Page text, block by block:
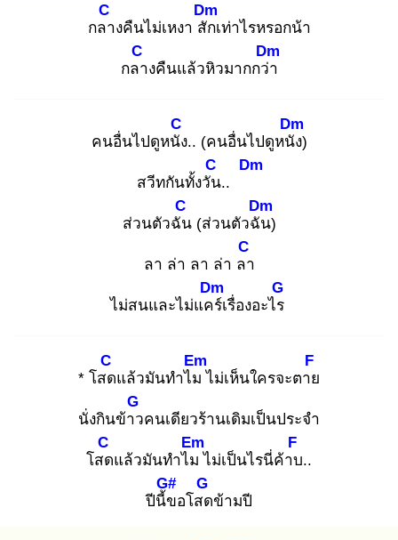
กลา
C
งคืนไม่เหงา สัก
Dm
เท่าไรหรอกน้า
กลา
C
งคืนแล้วหิวมากกว่า
Dm
คนอื่นไปดูหนัง
C
.. (คนอื่นไปดูหนัง
Dm
)
สวีทกันทั้งวัน
C
..
Dm
ส่วนตัวฉัน
C
(ส่วนตัวฉัน
Dm
)
ลา ล่า ลา ล่า ลา
C
ไม่สนและไม่แคร์
Dm
เรื่องอะไร
G
* โสด
C
แล้วมันทำไม
Em
ไม่เห็นใครจะตาย
F
นั่งกินข้าว
G
คนเดียวร้านเดิมเป็นประจำ
โสด
C
แล้วมันทำไม
Em
ไม่เป็นไรนี่ค้าบ
F
..
ปีนี้ข
G#
อโสด
G
ข้ามปี